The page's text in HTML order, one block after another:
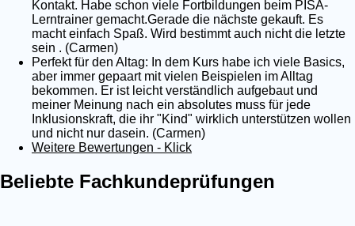
Kontakt. Habe schon viele Fortbildungen beim PISA-
Lerntrainer gemacht.Gerade die nächste gekauft. Es
macht einfach Spaß. Wird bestimmt auch nicht die letzte
sein . (Carmen)
Perfekt für den Altag: In dem Kurs habe ich viele Basics,
aber immer gepaart mit vielen Beispielen im Alltag
bekommen. Er ist leicht verständlich aufgebaut und
meiner Meinung nach ein absolutes muss für jede
Inklusionskraft, die ihr "Kind" wirklich unterstützen wollen
und nicht nur dasein. (Carmen)
Weitere Bewertungen - Klick
Beliebte Fachkundeprüfungen